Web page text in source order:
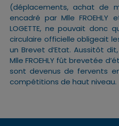
(déplacements, achat de
encadré par Mlle
LOGETTE, ne pouvait donc
circulaire officielle obligeait
un Brevet d’Etat. Aussitôt
Mlle FROEHLY fût brevetée
sont devenus de fervents
compétitions de haut niveau.